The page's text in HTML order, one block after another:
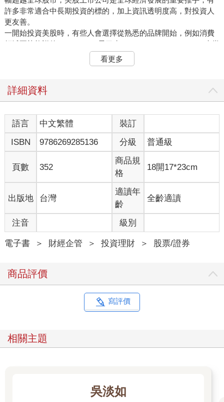
許多非常適合中長期投資的標的，加上資訊透明度高，對投資人
更友善。
一開始投資美股時，有些人會選擇從熟悉的品牌開始，例如消費
領域耳熟能詳的Starbucks（星巴克）、Nike、McDonald's（麥當
勞），或科技領域的輝達、Apple、Tesla（特斯拉）、Google、
Facebook和IG的母公司Meta、Adobe、Uber等。然而2022年9月
上述期間美股主要兩大指數S&P 500（標普500）指數與Nasdaq
Meta的354%、Uber的224%及Google的98%。報酬率最低的3家
公司分別是Starbucks的11%、Adobe的負4%和Nike的負23%。同
樣投資3年、都是知名的國際級企業，選錯投資標的仍會讓人暗自
垂淚。
從身邊熟悉的品牌開始考慮投資方向並沒錯，但如果沒有一套有
效的評估邏輯，到了美股選股一樣如同大海撈針，不清楚公司未
來的營收與獲利成長性，不了解合理價值，投資後不清楚如何管
理持股，在全球最好的股票市場也不容易取得好的成績。
剛開始入門投資美股時，沒有時間大量篩選投資標的經驗，建議
先以指數ETF為主，將主動選股的目標限制在標普 500、那斯達
克100指數成份股內，這些企業已經通過一定標準的篩選程序，為
美股市場最具標誌性的公司。
那斯達克100指數成份股則為40家。
根據統計，平均每年報酬率超過標普500指數報酬率的成份股為
239家，大多數時間都超過200家，股價中長期反應基本面，選股
的關鍵在於獲利成長性及合理的估值。
免費篩選工具，設定條件找到獲利、營收成長性高、財務表現佳
作、時間、精力都有限的投資人增加了分析的難度。
相對於篩選工具由下而上的選股方式，「賽道優先」的選股邏輯
看更多
詳細資料
語言 中文繁體
裝訂
ISBN
9786269285136 分級 普通級
頁數 352
商品規
格
18開17*23cm
出版地 台灣
適讀年
齡
全齡適讀
注音 級別
電子書 ＞ 財經企管 ＞ 投資理財 ＞ 股票/證券
商品評價
寫評價
相關主題
吳淡如